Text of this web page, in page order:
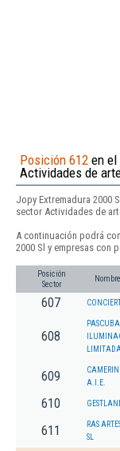
Posición 612 en
Actividades de
Jopy Extremadura 2000
sector Actividades de
A continuación podrá
2000 Sl y empresas con
Posición
Sector
607
608
LIMITADA.
609
A.I.E.
610
611
RAS
SL